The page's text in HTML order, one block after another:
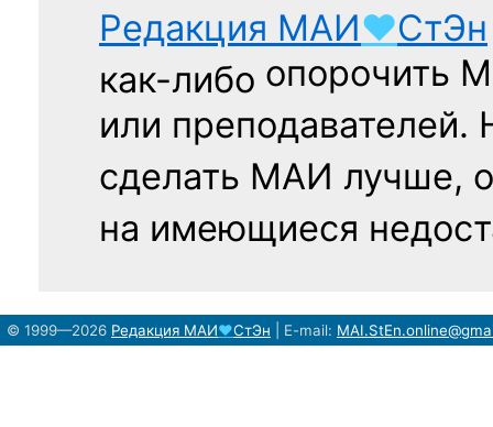
Редакция МАИ♥СтЭн
как-либо опорочить
или
сделать МАИ лучше,
на имеющиеся
© 1999—2026 Редакция МАИ♥СтЭн E-mail: